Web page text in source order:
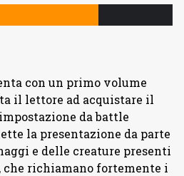
con un primo volume
il lettore ad acquistare il
da battle
la presentazione da parte
e delle creature presenti
che richiamano fortemente i